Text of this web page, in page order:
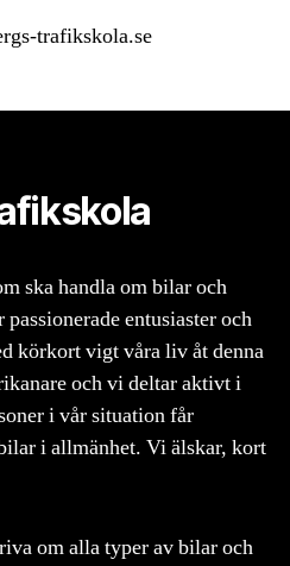
trafikskola.se
ska handla om bilar och
entusiaster och
körkort vigt våra liv åt denna
och vi deltar aktivt i
i vår situation får
i allmänhet. Vi älskar, kort
om alla typer av bilar och